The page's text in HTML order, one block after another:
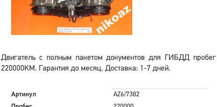
Двигатель с полным пакетом документов для ГИБДД пробег
220000KM. Гарантия до месяц. Доставка: 1-7 дней.
Артикул
AZ6/7382